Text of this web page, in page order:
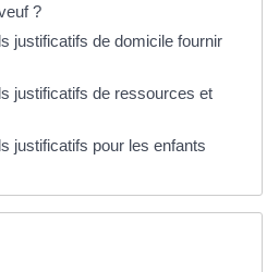
?
justificatifs de domicile fournir
justificatifs de ressources et
justificatifs pour les enfants